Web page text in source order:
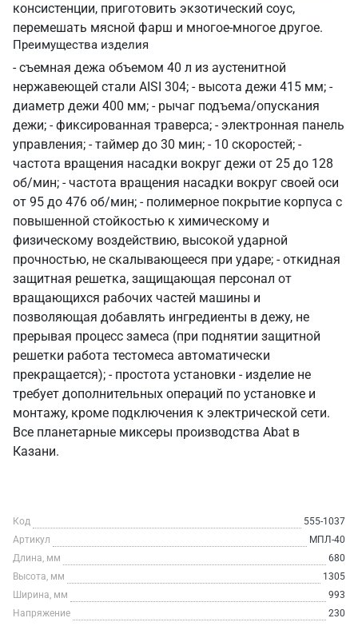
консистенции, приготовить экзотический соус,
перемешать мясной фарш и многое-многое другое.
Преимущества изделия
- съемная дежа объемом 40 л из аустенитной
нержавеющей стали AISI 304; - высота дежи 415 мм; -
диаметр дежи 400 мм; - рычаг подъема/опускания
дежи; - фиксированная траверса; - электронная панель
управления; - таймер до 30 мин; - 10 скоростей; -
частота вращения насадки вокруг дежи от 25 до 128
об/мин; - частота вращения насадки вокруг своей оси
от 95 до 476 об/мин; - полимерное покрытие корпуса с
повышенной стойкостью к химическому и
физическому воздействию, высокой ударной
прочностью, не скалывающееся при ударе; - откидная
защитная решетка, защищающая персонал от
вращающихся рабочих частей машины и
позволяющая добавлять ингредиенты в дежу, не
прерывая процесс замеса (при поднятии защитной
решетки работа тестомеса автоматически
прекращается); - простота установки - изделие не
требует дополнительных операций по установке и
монтажу, кроме подключения к электрической сети.
Все планетарные миксеры производства Abat в
Казани.
Код
555-1037
Артикул
МПЛ-40
Длина, мм
680
Высота, мм
1305
Ширина, мм
993
Напряжение
230